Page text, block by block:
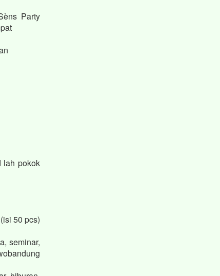
Party
lah pokok
50 pcs)
seminar,